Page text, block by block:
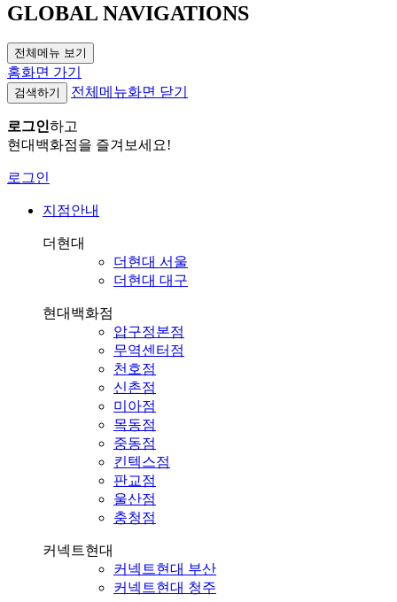
GLOBAL NAVIGATIONS
전체메뉴 보기
홈화면 가기
검색하기 전체메뉴화면 닫기
로그인하고
현대백화점을 즐겨보세요!
로그인
지점안내
더현대
더현대 서울
더현대 대구
현대백화점
압구정본점
무역센터점
천호점
신촌점
미아점
목동점
중동점
킨텍스점
판교점
울산점
충청점
커넥트현대
커넥트현대 부산
커넥트현대 청주